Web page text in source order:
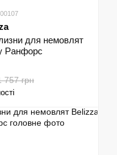
для немовлят
Ранфорс
757 грн